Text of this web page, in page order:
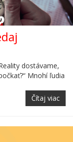
dostávame,
Mnohí ľudia
Čítaj viac